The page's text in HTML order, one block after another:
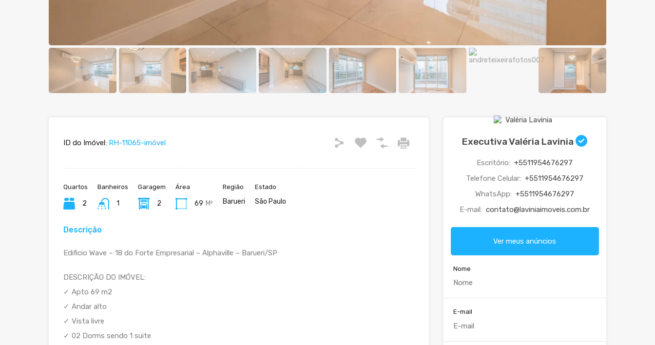
ID do Imóvel: RH-11065-imóvel
Quartos
2
Banheiros
1
Garagem
2
Área
69 M²
Região
Barueri
Estado
São Paulo
Descrição
Edificio Wave – 18 do Forte Empresarial – Alphaville – Barueri/SP
DESCRIÇÃO DO IMÓVEL:
✓ Apto 69 m2
✓ Andar alto
✓ Vista livre
✓ 02 Dorms sendo 1 suite
Executiva Valéria Lavinia
Escritório: +5511954676297
Telefone Celular: +5511954676297
WhatsApp: +5511954676297
E-mail: contato@laviniaimoveis.com.br
Ver meus anúncios
Nome
E-mail